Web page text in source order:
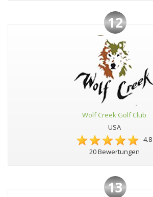
12
Wolf Creek Golf Club
USA
4.8
20 Bewertungen
13